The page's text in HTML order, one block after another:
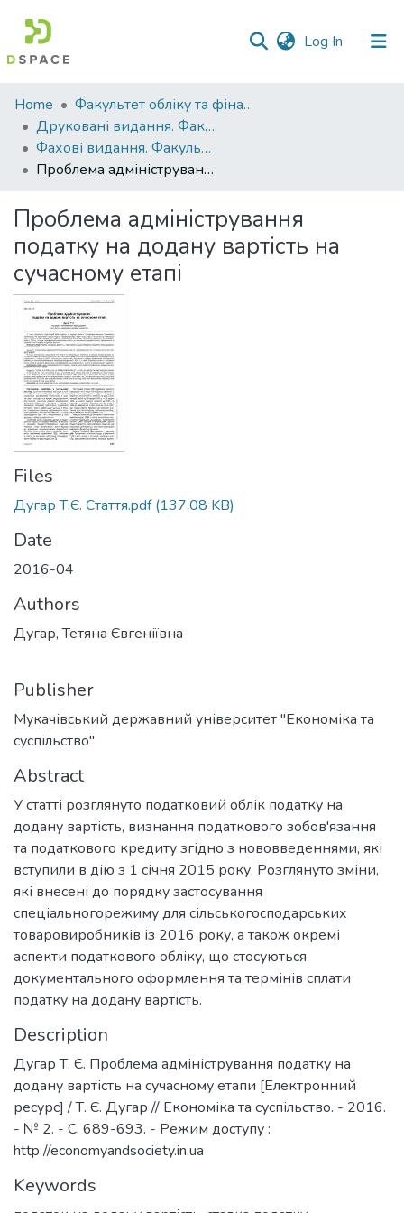
Log In (current)
Communities
&
Collections
All of DSpace
Statistics
Home
Факультет обліку та фінансів
Друковані видання. Факультет обліку та фінансів
Фахові видання. Факультет обліку та фінансів
Проблема адміністрування податку на додану вартість на сучасному етапі
Проблема адміністрування
податку на додану вартість на
сучасному етапі
Files
Дугар Т.Є. Стаття.pdf(137.08 KB)
Date
2016-04
Authors
Дугар, Тетяна Євгеніївна
Publisher
Мукачівський державний університет "Економіка та
суспільство"
Abstract
У статті розглянуто податковий облік податку на
додану вартість, визнання податкового зобов'язання
та податкового кредиту згідно з нововведеннями, які
вступили в дію з 1 січня 2015 року. Розглянуто зміни,
які внесені до порядку застосування
спеціальногорежиму для сільськогосподарських
товаровиробників із 2016 року, а також окремі
аспекти податкового обліку, що стосуються
документального оформлення та термінів сплати
податку на додану вартість.
Description
Дугар Т. Є. Проблема адміністрування податку на
додану вартість на сучасному етапи [Електронний
ресурс] / Т. Є. Дугар // Економіка та суспільство. - 2016.
- № 2. - С. 689-693. - Режим доступу :
http://economyandsociety.in.ua
Keywords